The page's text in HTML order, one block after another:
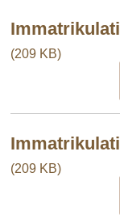
(209 KB)
(209 KB)